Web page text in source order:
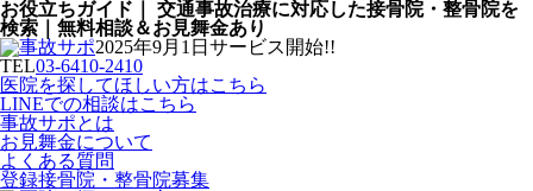
お役立ちガイド｜ 交通事故治療に対応した接骨院・整骨院を
検索｜無料相談＆お見舞金あり
2025年9月1日サービス開始!!
TEL03-6410-2410
医院を探してほしい方はこちら
LINEでの相談はこちら
事故サポとは
お見舞金について
よくある質問
登録接骨院・整骨院募集